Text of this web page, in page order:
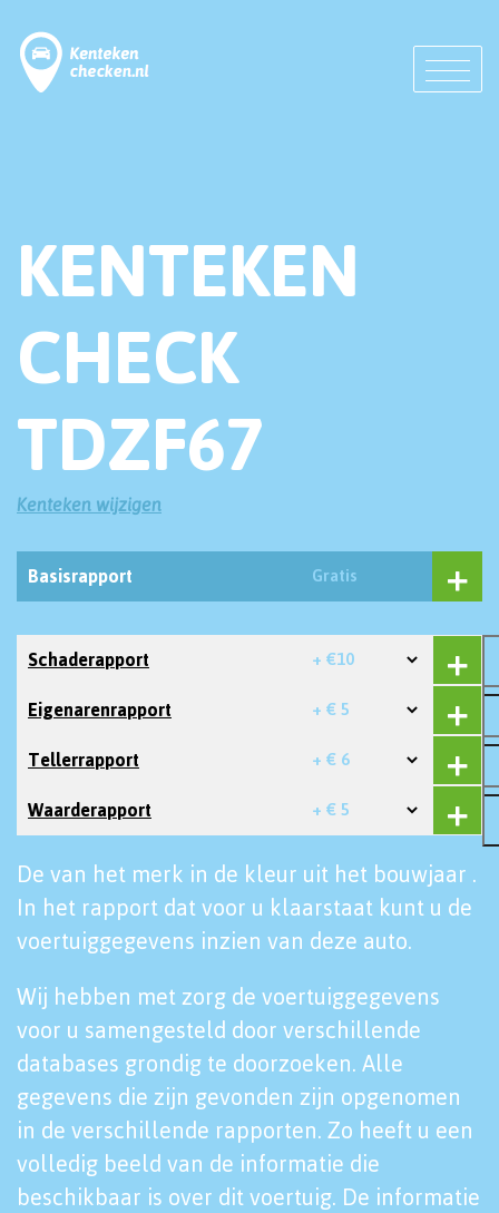
KENTEKEN
CHECK
TDZF67
Kenteken wijzigen
Basisrapport Gratis
Schaderapport + €10
Eigenarenrapport + € 5
Tellerrapport + € 6
Waarderapport + € 5
De van het merk in de kleur uit het bouwjaar .
In het rapport dat voor u klaarstaat kunt u de
voertuiggegevens inzien van deze auto.
Wij hebben met zorg de voertuiggegevens
voor u samengesteld door verschillende
databases grondig te doorzoeken. Alle
gegevens die zijn gevonden zijn opgenomen
in de verschillende rapporten. Zo heeft u een
volledig beeld van de informatie die
beschikbaar is over dit voertuig. De informatie